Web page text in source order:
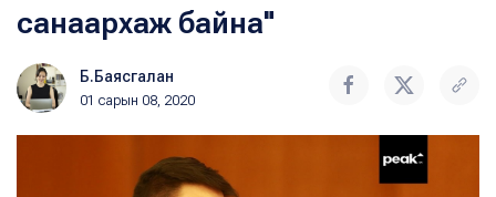
санаархаж байна"
Б.Баясгалан
01 сарын 08, 2020